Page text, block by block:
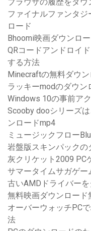
ブラウザの履歴をダ
ファイナルファンタジ
ロード
Bhoomi映画ダウンロ
QRコードアンドロイ
する方法
Minecraftの無料ダウ
ラッキーmodのダウン
Windows 10の事前ア
Scooby dooシリーズ
ンロードmp4
ミュージックフロー
岩盤版スキンパックの
灰クリケット2009 PC
サマータイムサガゲー
古いAMDドライバー
無料映画ダウンロード
オーバーウォッチPC
法